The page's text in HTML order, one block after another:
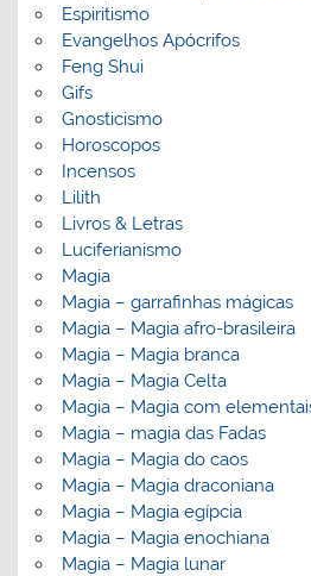
Espiritismo
Evangelhos Apócrifos
Feng Shui
Gifs
Gnosticismo
Horoscopos
Incensos
Lilith
Livros & Letras
Luciferianismo
Magia
Magia – garrafinhas mágicas
Magia – Magia afro-brasileira
Magia – Magia branca
Magia – Magia Celta
Magia – Magia com
Magia – magia das Fadas
Magia – Magia do caos
Magia – Magia draconiana
Magia – Magia egípcia
Magia – Magia enochiana
Magia – Magia lunar